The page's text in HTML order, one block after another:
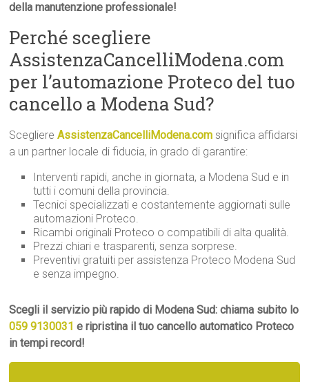
della manutenzione professionale!
Perché scegliere
AssistenzaCancelliModena.com
per l’automazione Proteco del tuo
cancello a Modena Sud?
ScegliereAssistenzaCancelliModena.com significa affidarsi
a un partner locale di fiducia, in grado di garantire:
Interventi rapidi, anche in giornata, a Modena Sud e in
tutti i comuni della provincia.
Tecnici specializzati e costantemente aggiornati sulle
automazioni Proteco.
Ricambi originali Proteco o compatibili di alta qualità.
Prezzi chiari e trasparenti, senza sorprese.
Preventivi gratuiti per assistenza Proteco Modena Sud
e senza impegno.
Scegli il servizio più rapido di Modena Sud: chiama subito lo
059 9130031 e ripristina il tuo cancello automatico Proteco
in tempi record!